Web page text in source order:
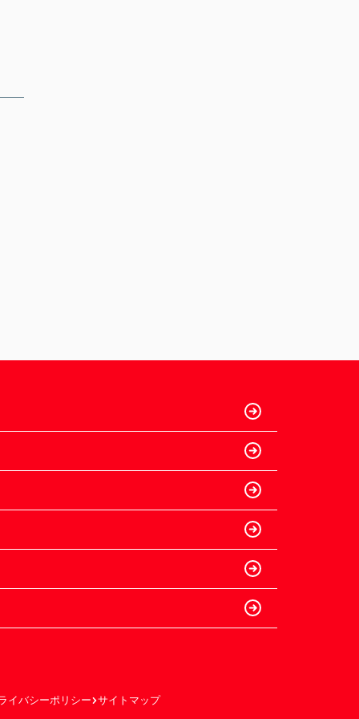
イバシーポリシー サイトマップ